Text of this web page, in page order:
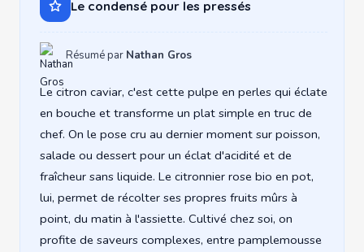
Le condensé pour les pressés
Résumé par Nathan Gros
Le citron caviar, c'est cette pulpe en perles qui éclate
en bouche et transforme un plat simple en truc de
chef. On le pose cru au dernier moment sur poisson,
salade ou dessert pour un éclat d'acidité et de
fraîcheur sans liquide. Le citronnier rose bio en pot,
lui, permet de récolter ses propres fruits mûrs à
point, du matin à l'assiette. Cultivé chez soi, on
profite de saveurs complexes, entre pamplemousse